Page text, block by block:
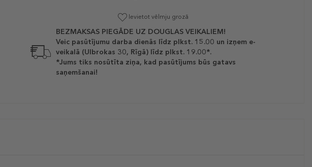
Ievietot vēlmju grozā
BEZMAKSAS PIEGĀDE UZ DOUGLAS VEIKALIEM!
Veic pasūtījumu darba dienās līdz plkst. 15.00 un izņem e-
veikalā (Ulbrokas 30, Rīgā) līdz plkst. 19.00*.
*Jums tiks nosūtīta ziņa, kad pasūtījums būs gatavs
saņemšanai!